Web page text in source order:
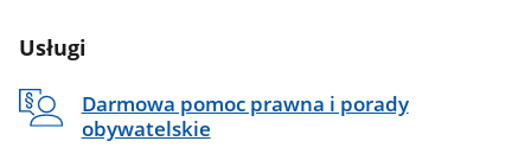
Usługi
Darmowa pomoc prawna i porady
obywatelskie